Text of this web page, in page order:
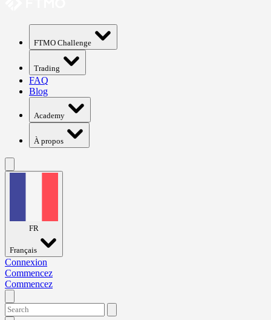
FTMO Challenge
Trading
FAQ
Blog
Academy
À propos
FR
Français
Connexion
Commencez
Commencez